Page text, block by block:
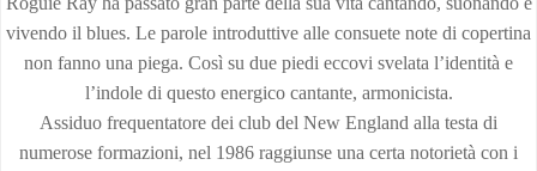
vivendo il blues. Le parole introduttive alle consuete note di copertina
non fanno una piega. Così su due piedi eccovi svelata l’identità e
l’indole di questo energico cantante, armonicista.
Assiduo frequentatore dei club del New England alla testa di
numerose formazioni, nel 1986 raggiunse una certa notorietà con i